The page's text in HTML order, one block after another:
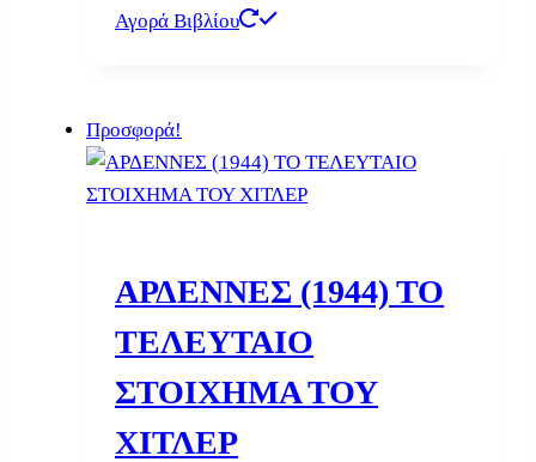
Αγορά Βιβλίου
Προσφορά!
ΑΡΔΕΝΝΕΣ (1944) ΤΟ
ΤΕΛΕΥΤΑΙΟ
ΣΤΟΙΧΗΜΑ ΤΟΥ
ΧΙΤΛΕΡ